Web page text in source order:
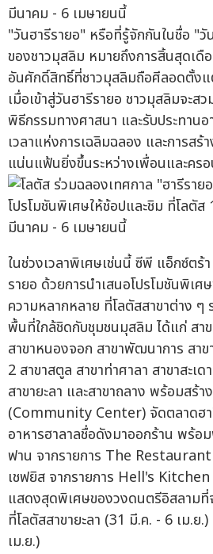
"วันฮารีรายอ" หรือที่รู้จักกันในชื่อ "
ของชาวมุสลิม หมายถึงการสิ้นสุดเดื
อันศักดิ์สิทธิ์ที่ชาวมุสลิมถือศีลอดตั้ง
เมื่อเข้าสู่วันฮารีรายอ ชาวมุสลิมจะส
พิธีกรรมทางศาสนา และรับประทาน
เวลาแห่งการเฉลิมฉลอง และการส
แน่นแฟ้นยิ่งขึ้นระหว่างเพื่อนและคร
ในช่วงเวลาพิเศษเช่นนี้ ซีพี แอ็กซ์ตร้
รายอ ด้วยการนำเสนอโปรโมชันพิเ
ความหลากหลาย ที่โลตัสสาขาต่าง ๆ
พื้นที่ใกล้ชิดกับชุมชนมุสลิม ได้แก่ สา
สาขาหนองจอก สาขาพัฒนาการ สา
2 สาขาสตูล สาขาท่าศาลา สาขาสะเด
สาขายะลา และสาขาถลาง พร้อมสร้
(Community Center) จัดตลาดฮา
อาหารฮาลาลชื่อดังมาออกร้าน พร้อ
ฟาน จากรายการ The
เชฟยิส จากรายการ Hell's
แสดงสุดพิเศษของวงดนตรีอิสลามที่
ที่โลตัสสาขายะลา (31 มี.ค. - 6 เม.ย
เม.ย.)